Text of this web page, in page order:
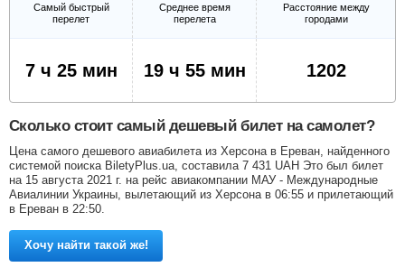
Самый быстрый
перелет
Среднее время
перелета
Расстояние между
городами
7 ч 25 мин 19 ч 55 мин 1202
Сколько стоит самый дешевый билет на самолет?
Цена самого дешевого авиабилета из Херсона в Ереван, найденного
системой поиска BiletyPlus.ua, составила 7 431 UAH Это был билет
на 15 августа 2021 г. на рейс авиакомпании МАУ - Международные
Авиалинии Украины, вылетающий из Херсона в 06:55 и прилетающий
в Ереван в 22:50.
Хочу найти такой же!